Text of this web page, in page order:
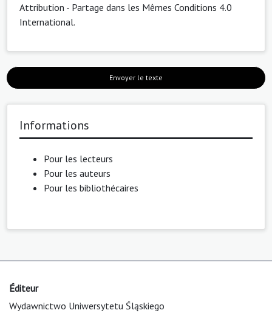
Attribution - Partage dans les Mêmes Conditions 4.0
International.
Envoyer le texte
Informations
Pour les lecteurs
Pour les auteurs
Pour les bibliothécaires
Éditeur
Wydawnictwo Uniwersytetu Śląskiego